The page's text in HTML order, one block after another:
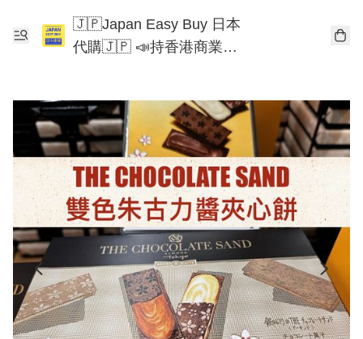
🇯🇵Japan Easy Buy 日本
代購🇯🇵 📣持香港商業登